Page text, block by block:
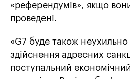
«референдумів», якщо
проведені.
«G7 буде також
здійснення адресних
поступальний